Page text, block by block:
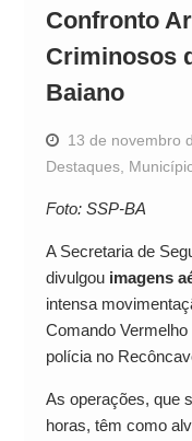
Confronto
Criminosos
Baiano
13 de novembro
Destaques,
Foto: SSP-BA
A Secretaria de
divulgou imagens
intensa
Comando
polícia no
As operações, que
horas, têm como